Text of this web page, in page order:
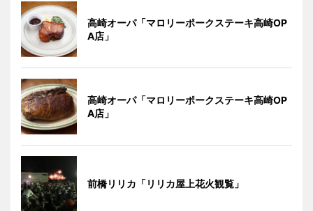
高崎オーパ「マロリーポークステーキ高崎OP
A店」
高崎オーパ「マロリーポークステーキ高崎OP
A店」
前橋リリカ「リリカ屋上花火観覧」